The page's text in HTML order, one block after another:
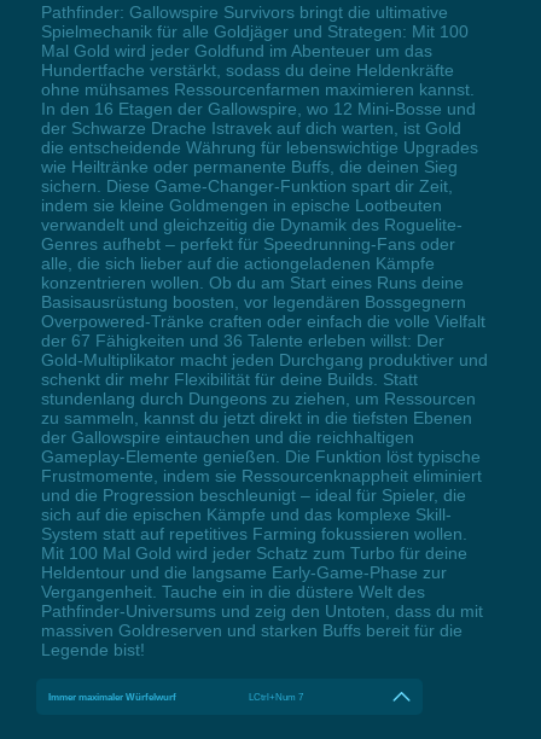
Pathfinder: Gallowspire Survivors bringt die ultimative
Spielmechanik für alle Goldjäger und Strategen: Mit 100
Mal Gold wird jeder Goldfund im Abenteuer um das
Hundertfache verstärkt, sodass du deine Heldenkräfte
ohne mühsames Ressourcenfarmen maximieren kannst.
In den 16 Etagen der Gallowspire, wo 12 Mini-Bosse und
der Schwarze Drache Istravek auf dich warten, ist Gold
die entscheidende Währung für lebenswichtige Upgrades
wie Heiltränke oder permanente Buffs, die deinen Sieg
sichern. Diese Game-Changer-Funktion spart dir Zeit,
indem sie kleine Goldmengen in epische Lootbeuten
verwandelt und gleichzeitig die Dynamik des Roguelite-
Genres aufhebt – perfekt für Speedrunning-Fans oder
alle, die sich lieber auf die actiongeladenen Kämpfe
konzentrieren wollen. Ob du am Start eines Runs deine
Basisausrüstung boosten, vor legendären Bossgegnern
Overpowered-Tränke craften oder einfach die volle Vielfalt
der 67 Fähigkeiten und 36 Talente erleben willst: Der
Gold-Multiplikator macht jeden Durchgang produktiver und
schenkt dir mehr Flexibilität für deine Builds. Statt
stundenlang durch Dungeons zu ziehen, um Ressourcen
zu sammeln, kannst du jetzt direkt in die tiefsten Ebenen
der Gallowspire eintauchen und die reichhaltigen
Gameplay-Elemente genießen. Die Funktion löst typische
Frustmomente, indem sie Ressourcenknappheit eliminiert
und die Progression beschleunigt – ideal für Spieler, die
sich auf die epischen Kämpfe und das komplexe Skill-
System statt auf repetitives Farming fokussieren wollen.
Mit 100 Mal Gold wird jeder Schatz zum Turbo für deine
Heldentour und die langsame Early-Game-Phase zur
Vergangenheit. Tauche ein in die düstere Welt des
Pathfinder-Universums und zeig den Untoten, dass du mit
massiven Goldreserven und starken Buffs bereit für die
Legende bist!
Immer maximaler Würfelwurf LCtrl+Num 7